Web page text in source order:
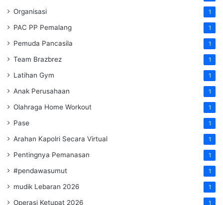
Organisasi 1
PAC PP Pemalang 1
Pemuda Pancasila 1
Team Brazbrez 1
Latihan Gym 1
Anak Perusahaan 1
Olahraga Home Workout 1
Pase 1
Arahan Kapolri Secara Virtual 1
Pentingnya Pemanasan 1
#pendawasumut 1
mudik Lebaran 2026 1
Operasi Ketupat 2026 1